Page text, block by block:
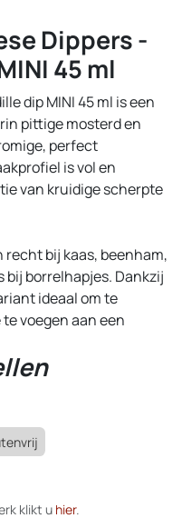
Dippers -
45 ml
dip MINI 45 ml is een
pittige mosterd en
perfect
is vol en
van kruidige scherpte
bij kaas, beenham,
bij borrelhapjes. Dankzij
ideaal om te
voegen aan een
klikt u hier.